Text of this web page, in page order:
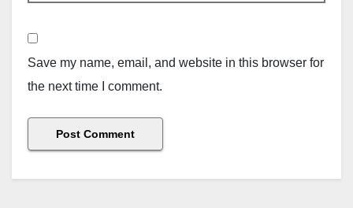
Save my name, email, and website in this browser for
the next time I comment.